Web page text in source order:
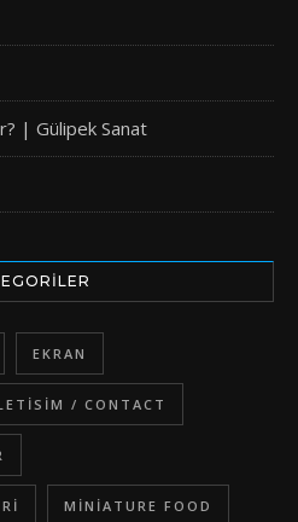
| Gülipek Sanat
EKRAN
/ CONTACT
MINIATURE FOOD